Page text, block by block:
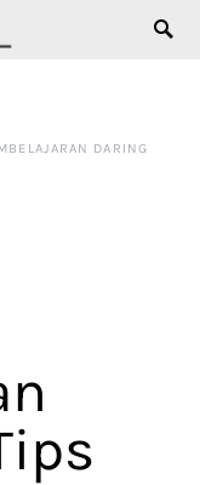
DARING